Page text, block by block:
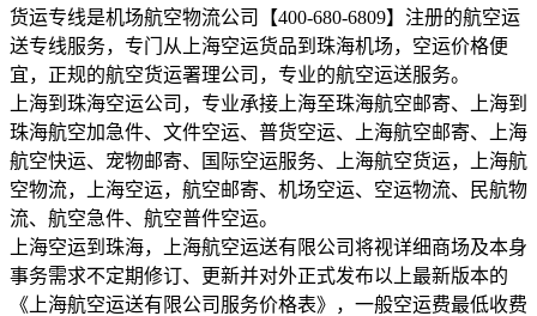
货运专线是机场航空物流公司【400-680-6809】注册的航空运
送专线服务，专门从上海空运货品到珠海机场，空运价格便
宜，正规的航空货运署理公司，专业的航空运送服务。
上海到珠海空运公司，专业承接上海至珠海航空邮寄、上海到
珠海航空加急件、文件空运、普货空运、上海航空邮寄、上海
航空快运、宠物邮寄、国际空运服务、上海航空货运，上海航
空物流，上海空运，航空邮寄、机场空运、空运物流、民航物
流、航空急件、航空普件空运。
上海空运到珠海，上海航空运送有限公司将视详细商场及本身
事务需求不定期修订、更新并对外正式发布以上最新版本的
《上海航空运送有限公司服务价格表》，一般空运费最低收费